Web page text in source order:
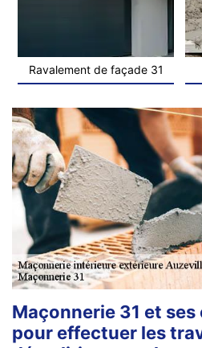
Ravalement de façade 31
Maçonnerie 31 et
pour effectuer les